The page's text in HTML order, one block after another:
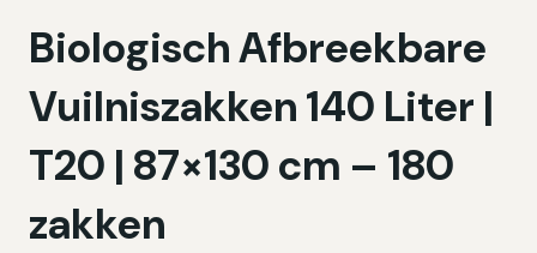
Biologisch Afbreekbare
Vuilniszakken 140 Liter |
T20 | 87×130 cm – 180
zakken